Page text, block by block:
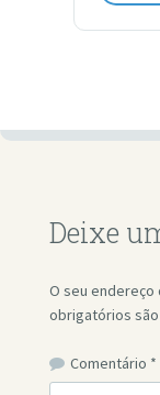
Deixe
O seu endereço
obrigatórios
Comentário *